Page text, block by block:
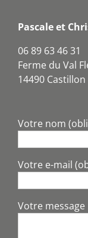
Pascale et
06 89 63 46 31
Ferme du Val
14490 Castillon
Votre nom
Votre e-mail
Votre message